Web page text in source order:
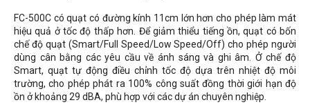
FC-500C có quạt có đường kính 11cm lớn hơn cho phép làm mát
hiệu quả ở tốc độ thấp hơn. Để giảm thiểu tiếng ồn, quạt có bốn
chế độ quạt (Smart/Full Speed/Low Speed/Off) cho phép người
dùng cân bằng các yêu cầu về ánh sáng và ghi âm. Ở chế độ
Smart, quạt tự động điều chỉnh tốc độ dựa trên nhiệt độ môi
trường, cho phép phát ra 100% công suất đồng thời giới hạn độ
ồn ở khoảng 29 dBA, phù hợp với các dự án chuyên nghiệp.